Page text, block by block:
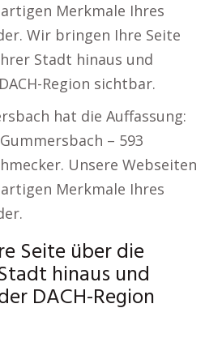
Merkmale Ihres
Wir bringen Ihre Seite
Stadt hinaus und
Region sichtbar.
hat die Auffassung:
– 593
Unsere Webseiten
Merkmale Ihres
Seite über die
hinaus und
DACH-Region